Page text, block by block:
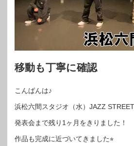
移動も丁寧に確認
こんばんは♪
浜松六間スタジオ（水）JAZZ
発表会まで残り1ヶ月をきりました！
作品も完成に近づいてきました⭐︎